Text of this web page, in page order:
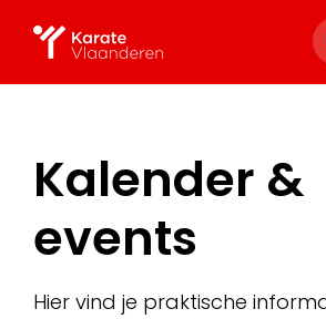
Kalender &
events
Hier vind je praktische